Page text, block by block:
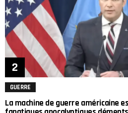
GUERRE
La machine de guerre américaine